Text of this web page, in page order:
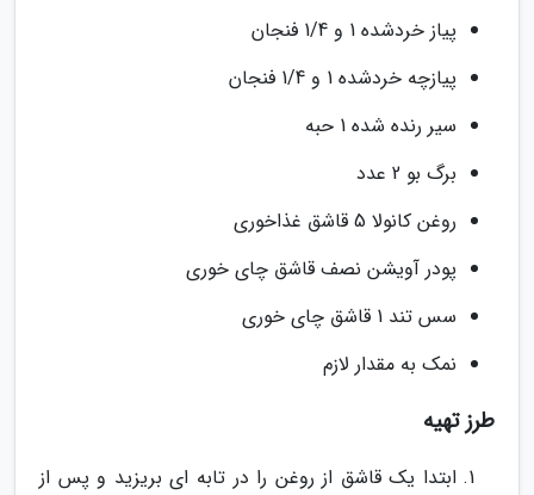
پیاز خردشده 1 و 1/4 فنجان
پیازچه خردشده 1 و 1/4 فنجان
سیر رنده شده 1 حبه
برگ بو 2 عدد
روغن کانولا 5 قاشق غذاخوری
پودر آویشن نصف قاشق چای خوری
سس تند 1 قاشق چای خوری
نمک به مقدار لازم
طرز تهیه
ابتدا یک قاشق از روغن را در تابه ای بریزید و پس از